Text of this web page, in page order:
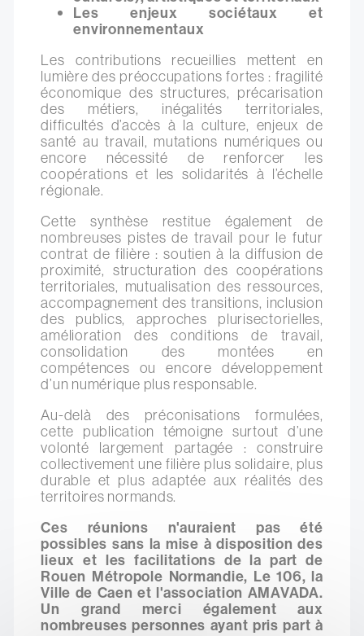
Les enjeux sociétaux et
environnementaux
Les contributions recueillies mettent en
lumière des préoccupations fortes : fragilité
économique des structures, précarisation
des métiers, inégalités territoriales,
difficultés d’accès à la culture, enjeux de
santé au travail, mutations numériques ou
encore nécessité de renforcer les
coopérations et les solidarités à l’échelle
régionale.
Cette synthèse restitue également de
nombreuses pistes de travail pour le futur
contrat de filière : soutien à la diffusion de
proximité, structuration des coopérations
territoriales, mutualisation des ressources,
accompagnement des transitions, inclusion
des publics, approches plurisectorielles,
amélioration des conditions de travail,
consolidation des montées en
compétences ou encore développement
d’un numérique plus responsable.
Au-delà des préconisations formulées,
cette publication témoigne surtout d’une
volonté largement partagée : construire
collectivement une filière plus solidaire, plus
durable et plus adaptée aux réalités des
territoires normands.
Ces réunions n'auraient pas été
possibles sans la mise à disposition des
lieux et les facilitations de la part de
Rouen Métropole Normandie, Le 106, la
Ville de Caen et l'association AMAVADA.
Un grand merci également aux
nombreuses personnes ayant pris part à